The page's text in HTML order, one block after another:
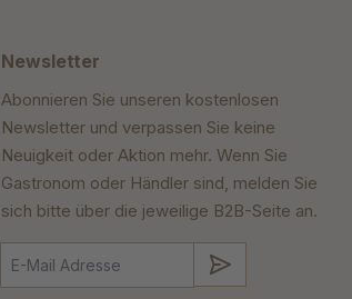
Newsletter
Abonnieren Sie unseren kostenlosen
Newsletter und verpassen Sie keine
Neuigkeit oder Aktion mehr. Wenn Sie
Gastronom oder Händler sind, melden Sie
sich bitte über die jeweilige B2B-Seite an.